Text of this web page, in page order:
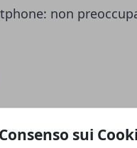
Consenso sui
non
in contemporanea,
di scrivere una